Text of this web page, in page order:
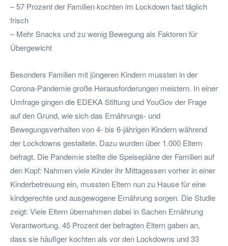
– 57 Prozent der Familien kochten im Lockdown fast täglich
frisch
– Mehr Snacks und zu wenig Bewegung als Faktoren für
Übergewicht
Besonders Familien mit jüngeren Kindern mussten in der
Corona-Pandemie große Herausforderungen meistern. In einer
Umfrage gingen die EDEKA Stiftung und YouGov der Frage
auf den Grund, wie sich das Ernährungs- und
Bewegungsverhalten von 4- bis 6-jährigen Kindern während
der Lockdowns gestaltete. Dazu wurden über 1.000 Eltern
befragt. Die Pandemie stellte die Speisepläne der Familien auf
den Kopf: Nahmen viele Kinder ihr Mittagessen vorher in einer
Kinderbetreuung ein, mussten Eltern nun zu Hause für eine
kindgerechte und ausgewogene Ernährung sorgen. Die Studie
zeigt: Viele Eltern übernahmen dabei in Sachen Ernährung
Verantwortung. 45 Prozent der befragten Eltern gaben an,
dass sie häufiger kochten als vor den Lockdowns und 33